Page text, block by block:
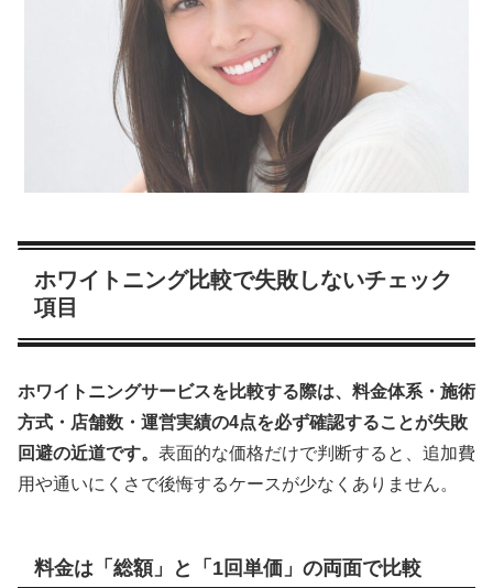
ホワイトニング比較で失敗しないチェック
項目
ホワイトニングサービスを比較する際は、料金体系・施術
方式・店舗数・運営実績の4点を必ず確認することが失敗
回避の近道です。 表面的な価格だけで判断すると、追加費
用や通いにくさで後悔するケースが少なくありません。
料金は「総額」と「1回単価」の両面で比較